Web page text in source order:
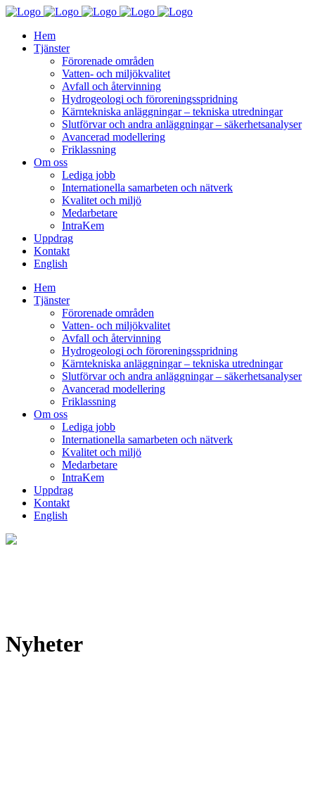
Hem
Tjänster
Förorenade områden
Vatten- och miljökvalitet
Avfall och återvinning
Hydrogeologi och föroreningsspridning
Kärntekniska anläggningar – tekniska utredningar
Slutförvar och andra anläggningar – säkerhetsanalyser
Avancerad modellering
Friklassning
Om oss
Lediga jobb
Internationella samarbeten och nätverk
Kvalitet och miljö
Medarbetare
IntraKem
Uppdrag
Kontakt
English
Hem
Tjänster
Förorenade områden
Vatten- och miljökvalitet
Avfall och återvinning
Hydrogeologi och föroreningsspridning
Kärntekniska anläggningar – tekniska utredningar
Slutförvar och andra anläggningar – säkerhetsanalyser
Avancerad modellering
Friklassning
Om oss
Lediga jobb
Internationella samarbeten och nätverk
Kvalitet och miljö
Medarbetare
IntraKem
Uppdrag
Kontakt
English
Nyheter